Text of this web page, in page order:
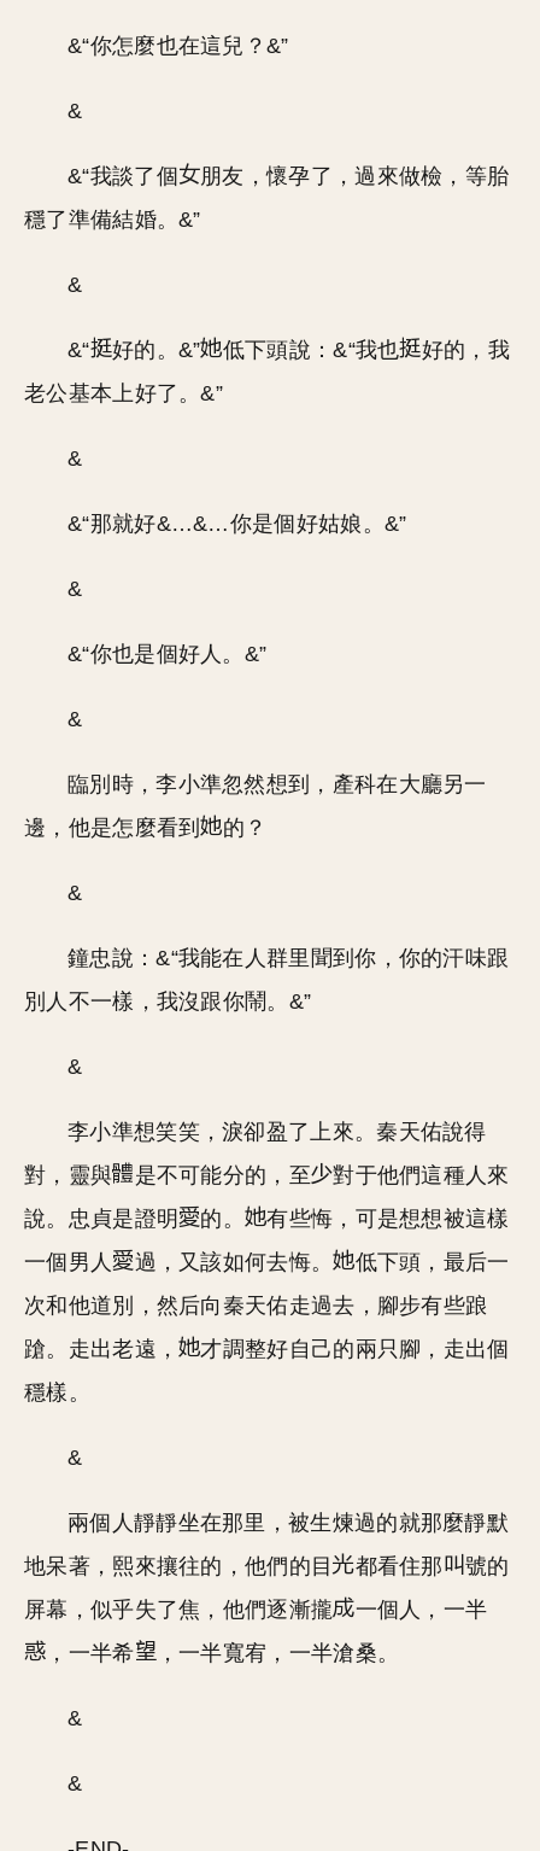
&“你怎麼也在這兒？&”
&
&“我談了個
朋友，懷孕了，過來做檢，等胎
穩了準備結婚。&”
&
&“ 好的。&” 低下頭說：&“我也
好的，我
老公基本上好了。&”
&
&“那就好&…&…你是個好姑娘。&”
&
&“你也是個好人。&”
&
臨別時，李小準忽然想到，產科在大廳另一
邊，他是怎麼看到
的？
&
鐘忠說：&“我能在人群里聞到你，你的汗味跟
別人不一樣，我沒跟你鬧。&”
&
李小準想笑笑，淚卻盈了上來。秦天佑說得
對，靈與
是不可能分的，至
對于他們這種人來
說。忠貞是證明
的。
有些悔，可是想想被這樣
一個男人
過，又該如何去悔。
低下頭，最后一
次和他道別，然后向秦天佑走過去，腳步有些踉
蹌。走出老遠，
才調整好自己的兩只腳，走出個
穩樣。
&
兩個人靜靜坐在那里，被生煉過的就那麼靜默
地呆著，熙來攘往的，他們的目
都看住那
號的
屏幕，似乎失了焦，他們逐漸攏
一個人，一半
，一半希
，一半寬宥，一半滄桑。
&
&